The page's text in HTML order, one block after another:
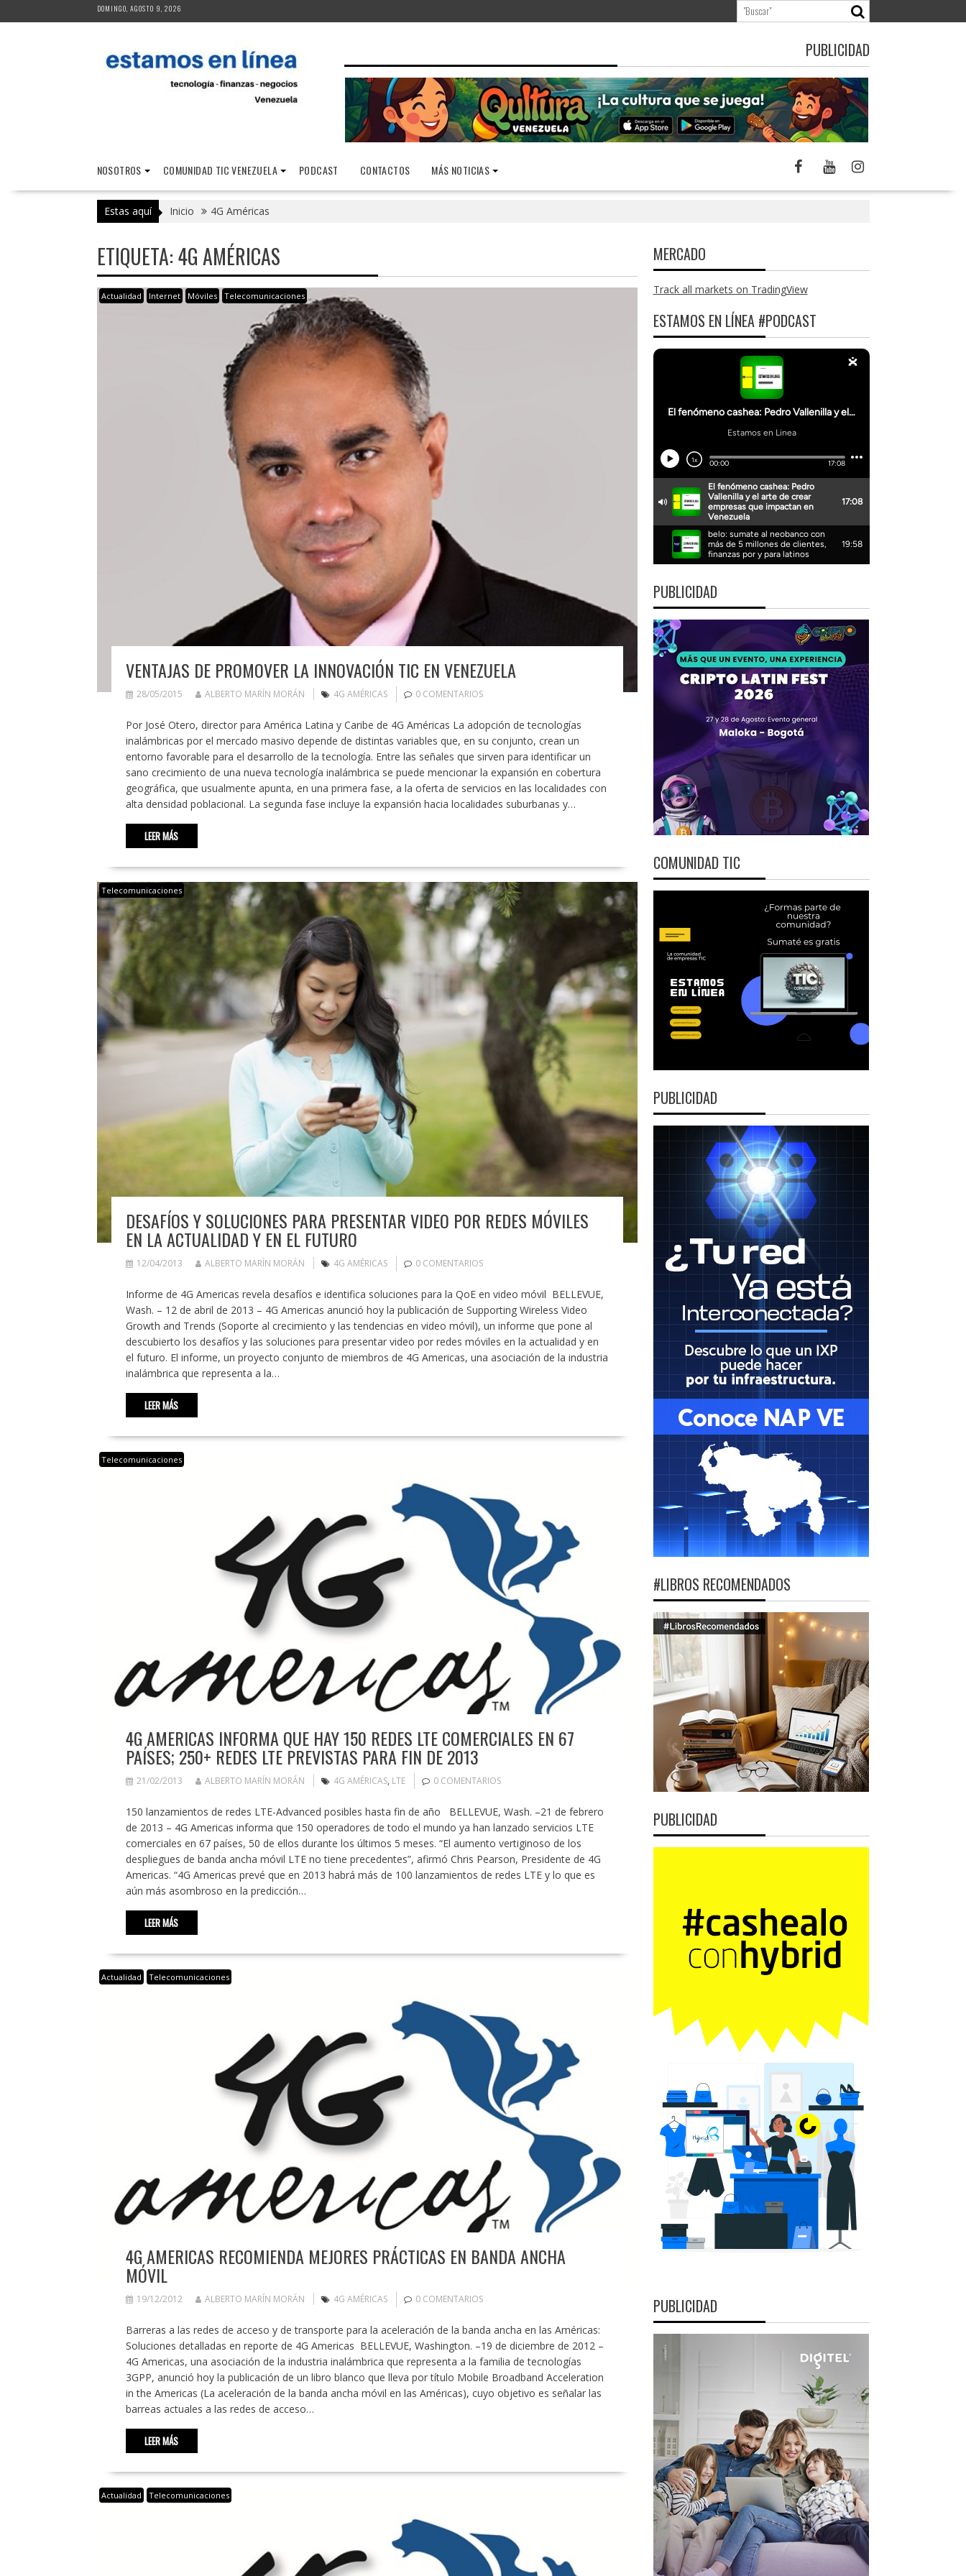
al
DOMINGO, AGOSTO 9, 2026
PUBLICIDAD
NOSOTROS COMUNIDAD TIC VENEZUELA PODCAST CONTACTOS MÁS NOTICIAS
Estas aquí Inicio 4G Américas
ETIQUETA:4G AMÉRICAS
Actualidad Internet Móviles Telecomunicaciones
VENTAJAS DE PROMOVER LA INNOVACIÓN TIC EN VENEZUELA
28/05/2015 ALBERTO MARÍN MORÁN 4G AMÉRICAS 0 COMENTARIOS
Por José Otero, director para América Latina y Caribe de 4G Américas La adopción de tecnologías
inalámbricas por el mercado masivo depende de distintas variables que, en su conjunto, crean un
entorno favorable para el desarrollo de la tecnología. Entre las señales que sirven para identificar un
sano crecimiento de una nueva tecnología inalámbrica se puede mencionar la expansión en cobertura
geográfica, que usualmente apunta, en una primera fase, a la oferta de servicios en las localidades con
alta densidad poblacional. La segunda fase incluye la expansión hacia localidades suburbanas y…
LEER MÁS
Telecomunicaciones
DESAFÍOS Y SOLUCIONES PARA PRESENTAR VIDEO POR REDES MÓVILES
EN LA ACTUALIDAD Y EN EL FUTURO
12/04/2013 ALBERTO MARÍN MORÁN 4G AMÉRICAS 0 COMENTARIOS
Informe de 4G Americas revela desafíos e identifica soluciones para la QoE en video móvil BELLEVUE,
Wash. – 12 de abril de 2013 – 4G Americas anunció hoy la publicación de Supporting Wireless Video
Growth and Trends (Soporte al crecimiento y las tendencias en video móvil), un informe que pone al
descubierto los desafíos y las soluciones para presentar video por redes móviles en la actualidad y en
el futuro. El informe, un proyecto conjunto de miembros de 4G Americas, una asociación de la industria
inalámbrica que representa a la…
LEER MÁS
Telecomunicaciones
4G AMERICAS INFORMA QUE HAY 150 REDES LTE COMERCIALES EN 67
PAÍSES; 250+ REDES LTE PREVISTAS PARA FIN DE 2013
21/02/2013 ALBERTO MARÍN MORÁN 4G AMÉRICAS, LTE 0 COMENTARIOS
150 lanzamientos de redes LTE-Advanced posibles hasta fin de año BELLEVUE, Wash. –21 de febrero
de 2013 – 4G Americas informa que 150 operadores de todo el mundo ya han lanzado servicios LTE
comerciales en 67 países, 50 de ellos durante los últimos 5 meses. “El aumento vertiginoso de los
despliegues de banda ancha móvil LTE no tiene precedentes”, afirmó Chris Pearson, Presidente de 4G
Americas. “4G Americas prevé que en 2013 habrá más de 100 lanzamientos de redes LTE y lo que es
aún más asombroso en la predicción…
LEER MÁS
Actualidad Telecomunicaciones
4G AMERICAS RECOMIENDA MEJORES PRÁCTICAS EN BANDA ANCHA
MÓVIL
19/12/2012 ALBERTO MARÍN MORÁN 4G AMÉRICAS 0 COMENTARIOS
Barreras a las redes de acceso y de transporte para la aceleración de la banda ancha en las Américas:
Soluciones detalladas en reporte de 4G Americas BELLEVUE, Washington. –19 de diciembre de 2012 –
4G Americas, una asociación de la industria inalámbrica que representa a la familia de tecnologías
3GPP, anunció hoy la publicación de un libro blanco que lleva por título Mobile Broadband Acceleration
in the Americas (La aceleración de la banda ancha móvil en las Américas), cuyo objetivo es señalar las
barreas actuales a las redes de acceso…
LEER MÁS
Actualidad Telecomunicaciones
MERCADO
Track all markets on TradingView
ESTAMOS EN LÍNEA #PODCAST
PUBLICIDAD
COMUNIDAD TIC
PUBLICIDAD
#LIBROS RECOMENDADOS
PUBLICIDAD
PUBLICIDAD